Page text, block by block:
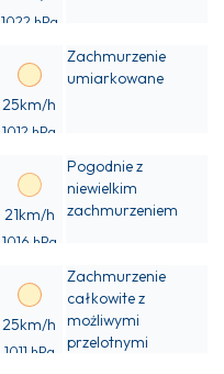
1022 hPa
25km/h
1012 hPa
Zachmurzenie
umiarkowane
21km/h
1016 hPa
Pogodnie z
niewielkim
zachmurzeniem
25km/h
1011 hPa
Zachmurzenie
całkowite z
możliwymi
przelotnymi